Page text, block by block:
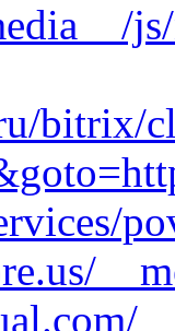
bitrix/